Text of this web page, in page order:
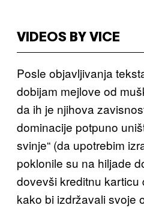
VIDEOS BY VICE
Posle objavljivanja
dobijam mejlove od
da ih je njihova
dominacije potpuno
svinje“ (da upotrebim
poklonile su na hiljade
dovevši kreditnu karticu
kako bi izdržavali svoje